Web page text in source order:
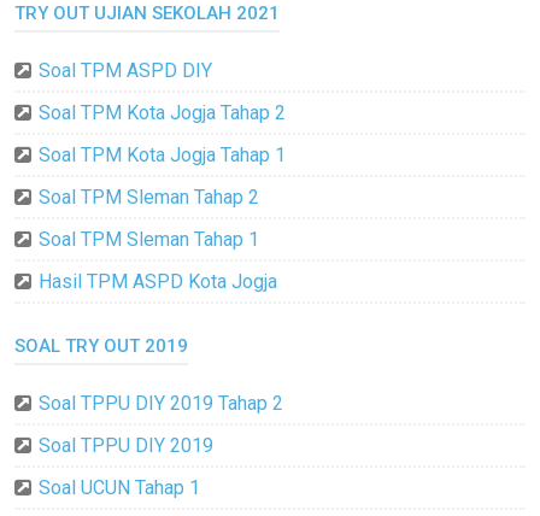
TRY OUT UJIAN SEKOLAH 2021
Soal TPM ASPD DIY
Soal TPM Kota Jogja Tahap 2
Soal TPM Kota Jogja Tahap 1
Soal TPM Sleman Tahap 2
Soal TPM Sleman Tahap 1
Hasil TPM ASPD Kota Jogja
SOAL TRY OUT 2019
Soal TPPU DIY 2019 Tahap 2
Soal TPPU DIY 2019
Soal UCUN Tahap 1